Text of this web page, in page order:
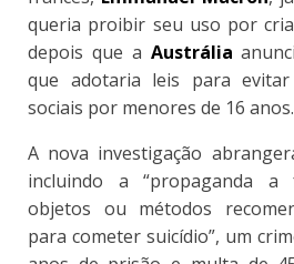
queria proibir seu uso por
depois que a Austrália
que adotaria leis para
sociais por menores de 16 anos.
A nova investigação
incluindo a “propaganda
objetos ou métodos
para cometer suicídio”, um